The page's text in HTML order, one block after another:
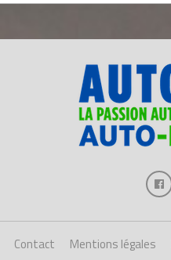
Contact Mentions légales